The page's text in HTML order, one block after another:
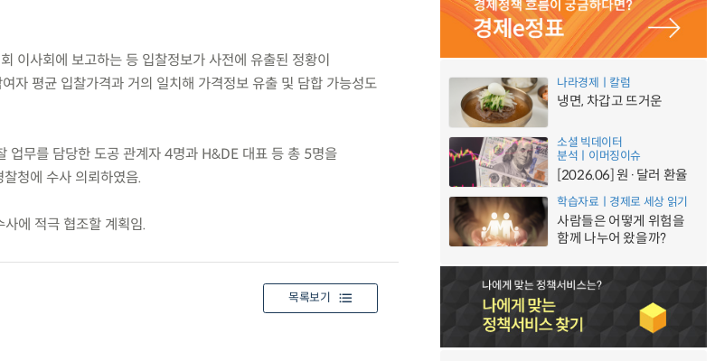
이사회에 보고하는 등 입찰정보가 사전에 유출된 정황이
자 평균 입찰가격과 거의 일치해 가격정보 유출 및 담합 가능성도
업무를 담당한 도공 관계자 4명과 H&DE 대표 등 총 5명을
청에 수사 의뢰하였음.
에 적극 협조할 계획임.
목록보기
나라경제ㅣ칼럼
냉면, 차갑고 뜨거운
소셜 빅데이터
분석ㅣ이머징이슈
[2026.06] 원·달러 환율
학습자료ㅣ경제로 세상 읽기
사람들은 어떻게 위험을
함께 나누어 왔을까?